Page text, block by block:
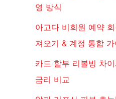
영 방식
아고다 비회원 예약
져오기 & 계정 통합 가
카드 할부 리볼빙 차
금리 비교